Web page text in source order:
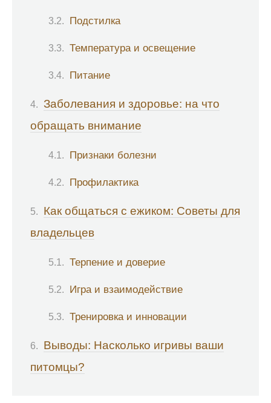
Подстилка
Температура и освещение
Питание
Заболевания и здоровье: на что
обращать внимание
Признаки болезни
Профилактика
Как общаться с ежиком: Советы для
владельцев
Терпение и доверие
Игра и взаимодействие
Тренировка и инновации
Выводы: Насколько игривы ваши
питомцы?